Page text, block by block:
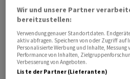
erreichten Rekordhochs. Von
zurückgefallen, nachdem die
veröffentlichten
baldige Leitzinssenkungen
Rechnung gemacht hatten.
Wir und unsere Partner
bereitzustellen:
Verwendung genauer Standortdaten.
aktiv abfragen. Speichern von oder Zugriff auf
Personalisierte Werbung und Inhalte, Messung
Performance von Inhalten,
Verbesserung von Angeboten.
Liste der Partner (Lieferanten)